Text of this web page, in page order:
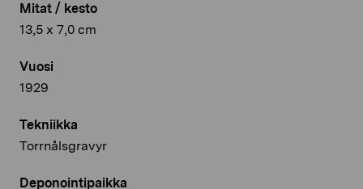
Mitat / kesto
13,5 x 7,0 cm
Vuosi
1929
Tekniikka
Torrnålsgravyr
Deponointipaikka